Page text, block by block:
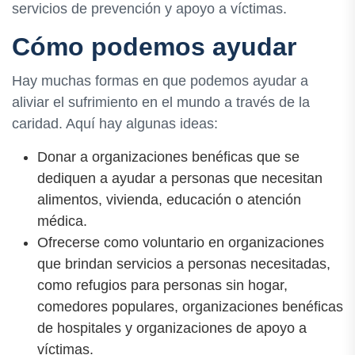
servicios de prevención y apoyo a víctimas.
Cómo podemos ayudar
Hay muchas formas en que podemos ayudar a
aliviar el sufrimiento en el mundo a través de la
caridad. Aquí hay algunas ideas:
Donar a organizaciones benéficas que se
dediquen a ayudar a personas que necesitan
alimentos, vivienda, educación o atención
médica.
Ofrecerse como voluntario en organizaciones
que brindan servicios a personas necesitadas,
como refugios para personas sin hogar,
comedores populares, organizaciones benéficas
de hospitales y organizaciones de apoyo a
víctimas.